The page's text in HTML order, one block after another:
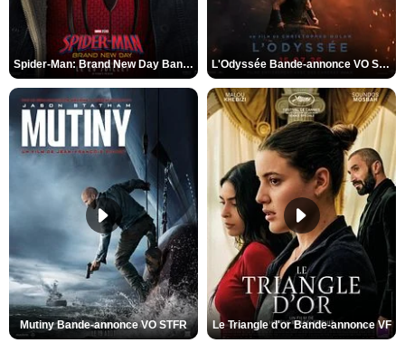
Spider-Man: Brand New Day Bande-annonce VO STFR L'Odyssée Bande-annonce VO STFR
Mutiny Bande-annonce VO STFR Le Triangle d'or Bande-annonce VF